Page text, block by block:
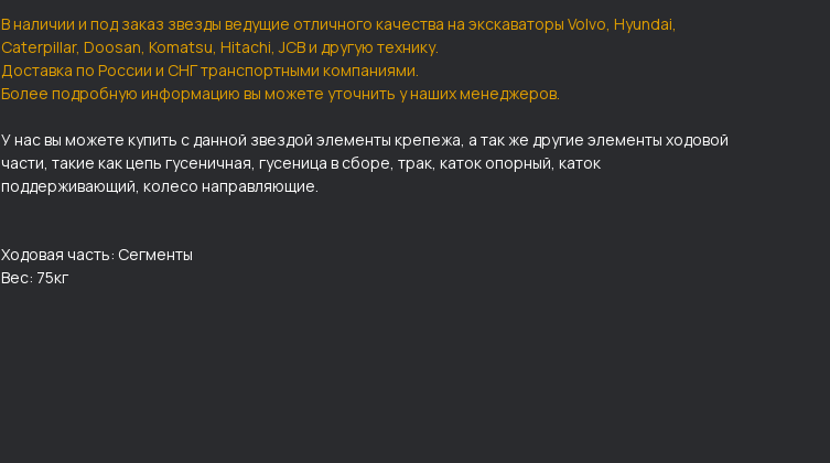
В наличии и под заказ звезды ведущие отличного качества на экскаваторы Volvo, Hyundai,
Caterpillar, Doosan, Komatsu, Hitachi, JCB и другую технику.
Доставка по России и СНГ транспортными компаниями.
Более подробную информацию вы можете уточнить у наших менеджеров.
У нас вы можете купить с данной звездой элементы крепежа, а так же другие элементы ходовой
части, такие как цепь гусеничная, гусеница в сборе, трак, каток опорный, каток
поддерживающий, колесо направляющие.
Ходовая часть: Сегменты
Вес: 75кг